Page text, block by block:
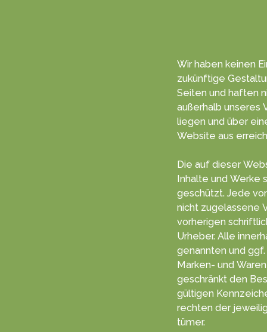
Wir haben keinen
zukünf­tige
Seiten und haften
außerhalb unseres
liegen und über einen Hyper­link von dieser
Web­site aus
Die auf dieser
Inhalte und Werke
geschützt. Jede vom deutschen Urheberrecht
nicht zugelassene
vorherigen schriftlichen
Urheber. Alle
genannten und ggf. durch
Marken- und
geschränkt den
gültigen
rechten der
tümer.